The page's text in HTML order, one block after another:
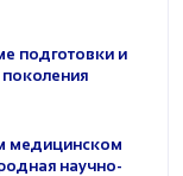
подготовки и
поколения
медицинском
научно-